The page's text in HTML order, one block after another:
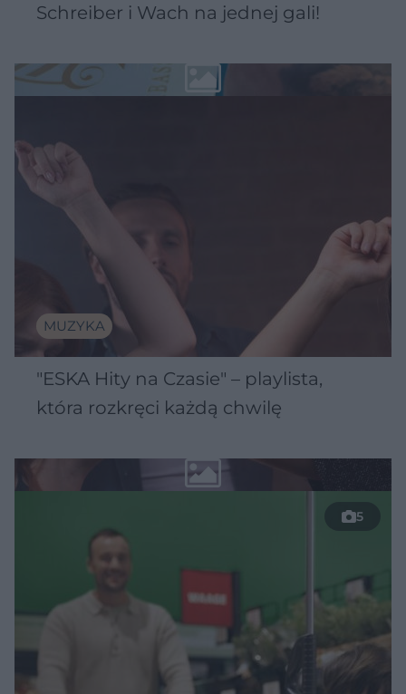
Schreiber i Wach na jednej gali!
MUZYKA
"ESKA Hity na Czasie" – playlista,
która rozkręci każdą chwilę
5